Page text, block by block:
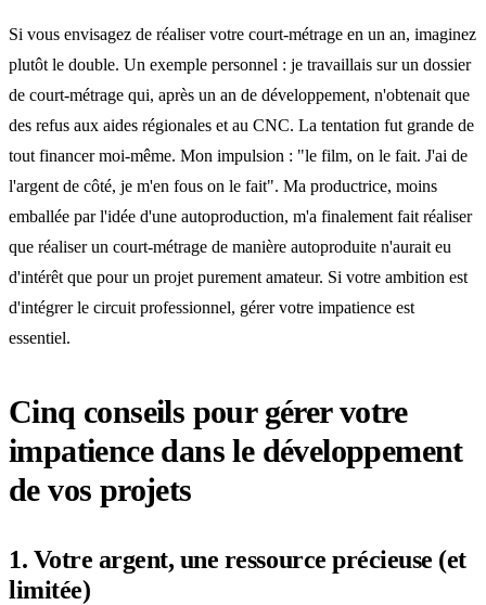
Si vous envisagez de réaliser votre court-métrage en un an, imaginez
plutôt le double. Un exemple personnel : je travaillais sur un dossier
de court-métrage qui, après un an de développement, n'obtenait que
des refus aux aides régionales et au CNC. La tentation fut grande de
tout financer moi-même. Mon impulsion : "le film, on le fait. J'ai de
l'argent de côté, je m'en fous on le fait". Ma productrice, moins
emballée par l'idée d'une autoproduction, m'a finalement fait réaliser
que réaliser un court-métrage de manière autoproduite n'aurait eu
d'intérêt que pour un projet purement amateur. Si votre ambition est
d'intégrer le circuit professionnel, gérer votre impatience est
essentiel.
Cinq conseils pour gérer votre
impatience dans le développement
de vos projets
1. Votre argent, une ressource précieuse (et
limitée)